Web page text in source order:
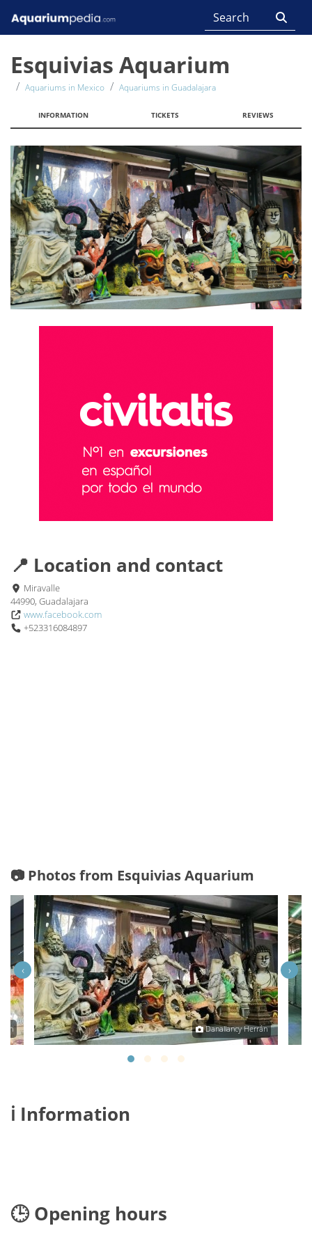
Esquivias Aquarium
Aquariums in Mexico Aquariums in Guadalajara
INFORMATION TICKETS REVIEWS
📍 Location and contact
Miravalle
44990, Guadalajara
www.facebook.com
+523316084897
📷 Photos from Esquivias Aquarium
Danallancy Herrán
‹ ›
ℹ️ Information
🕒 Opening hours